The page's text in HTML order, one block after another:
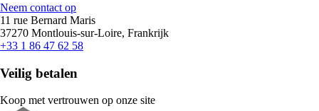
Neem contact op
11 rue Bernard Maris
37270 Montlouis-sur-Loire, Frankrijk
+33 1 86 47 62 58
Veilig betalen
Koop met vertrouwen op onze site